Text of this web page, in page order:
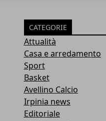
CATEGORIE
Attualità
Casa e arredamento
Sport
Basket
Avellino Calcio
Irpinia news
Editoriale